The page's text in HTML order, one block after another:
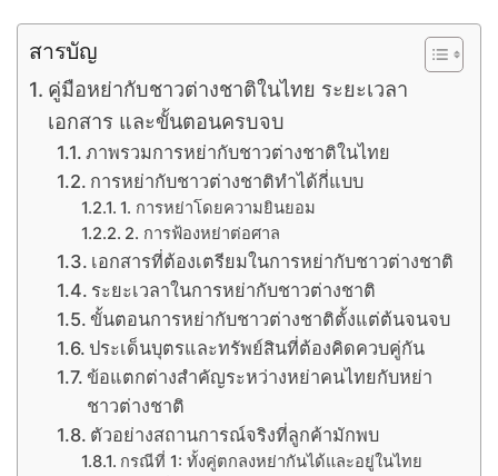
สารบัญ
คู่มือหย่ากับชาวต่างชาติในไทย ระยะเวลา
เอกสาร และขั้นตอนครบจบ
ภาพรวมการหย่ากับชาวต่างชาติในไทย
การหย่ากับชาวต่างชาติทำได้กี่แบบ
1. การหย่าโดยความยินยอม
2. การฟ้องหย่าต่อศาล
เอกสารที่ต้องเตรียมในการหย่ากับชาวต่างชาติ
ระยะเวลาในการหย่ากับชาวต่างชาติ
ขั้นตอนการหย่ากับชาวต่างชาติตั้งแต่ต้นจนจบ
ประเด็นบุตรและทรัพย์สินที่ต้องคิดควบคู่กัน
ข้อแตกต่างสำคัญระหว่างหย่าคนไทยกับหย่า
ชาวต่างชาติ
ตัวอย่างสถานการณ์จริงที่ลูกค้ามักพบ
กรณีที่ 1: ทั้งคู่ตกลงหย่ากันได้และอยู่ในไทย